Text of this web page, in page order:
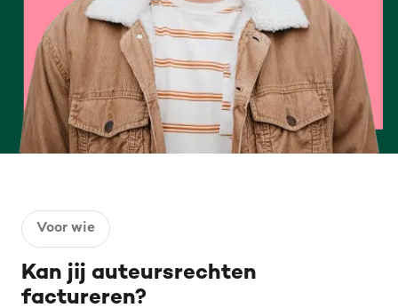
Voor wie
Kan jij auteursrechten
factureren?